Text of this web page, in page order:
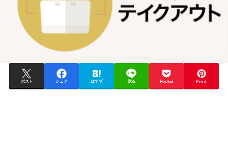
ポスト シェア はてブ 送る Pocket Pin it